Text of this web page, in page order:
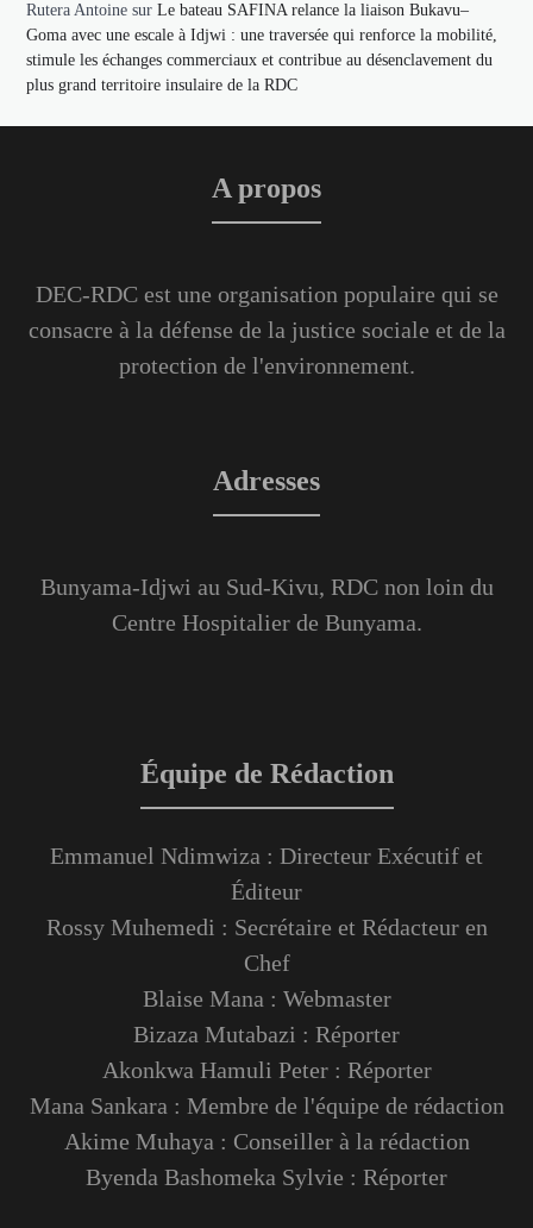
Rutera Antoine surLe bateau SAFINA relance la liaison Bukavu–
Goma avec une escale à Idjwi : une traversée qui renforce la mobilité,
stimule les échanges commerciaux et contribue au désenclavement du
plus grand territoire insulaire de la RDC
A propos
DEC-RDC est une organisation populaire qui se
consacre à la défense de la justice sociale et de la
protection de l'environnement.
Adresses
Bunyama-Idjwi au Sud-Kivu, RDC non loin du
Centre Hospitalier de Bunyama.
Équipe de Rédaction
Emmanuel Ndimwiza : Directeur Exécutif et
Éditeur
Rossy Muhemedi : Secrétaire et Rédacteur en
Chef
Blaise Mana : Webmaster
Bizaza Mutabazi : Réporter
Akonkwa Hamuli Peter : Réporter
Mana Sankara : Membre de l'équipe de rédaction
Akime Muhaya : Conseiller à la rédaction
Byenda Bashomeka Sylvie : Réporter